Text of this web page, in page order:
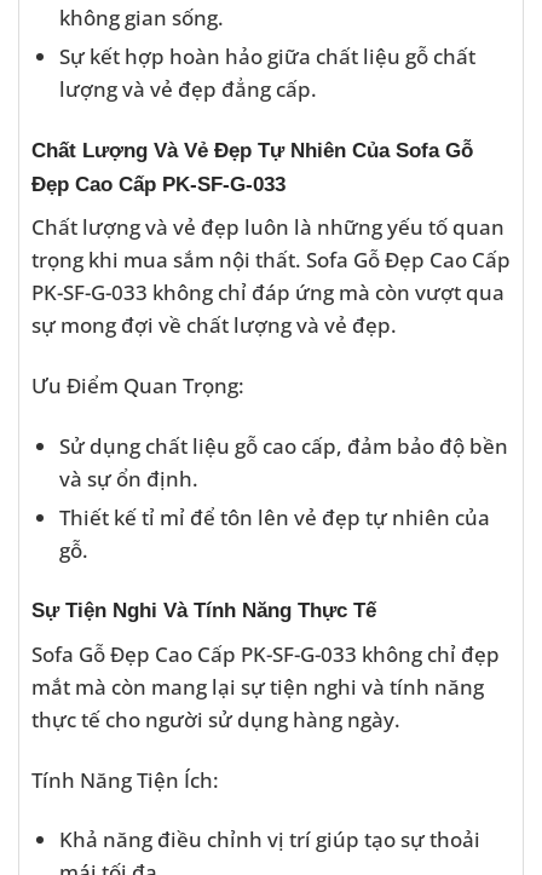
không gian sống.
Sự kết hợp hoàn hảo giữa chất liệu gỗ chất
lượng và vẻ đẹp đẳng cấp.
Chất Lượng Và Vẻ Đẹp Tự Nhiên Của Sofa Gỗ
Đẹp Cao Cấp PK-SF-G-033
Chất lượng và vẻ đẹp luôn là những yếu tố quan
trọng khi mua sắm nội thất. Sofa Gỗ Đẹp Cao Cấp
PK-SF-G-033 không chỉ đáp ứng mà còn vượt qua
sự mong đợi về chất lượng và vẻ đẹp.
Ưu Điểm Quan Trọng:
Sử dụng chất liệu gỗ cao cấp, đảm bảo độ bền
và sự ổn định.
Thiết kế tỉ mỉ để tôn lên vẻ đẹp tự nhiên của
gỗ.
Sự Tiện Nghi Và Tính Năng Thực Tế
Sofa Gỗ Đẹp Cao Cấp PK-SF-G-033 không chỉ đẹp
mắt mà còn mang lại sự tiện nghi và tính năng
thực tế cho người sử dụng hàng ngày.
Tính Năng Tiện Ích:
Khả năng điều chỉnh vị trí giúp tạo sự thoải